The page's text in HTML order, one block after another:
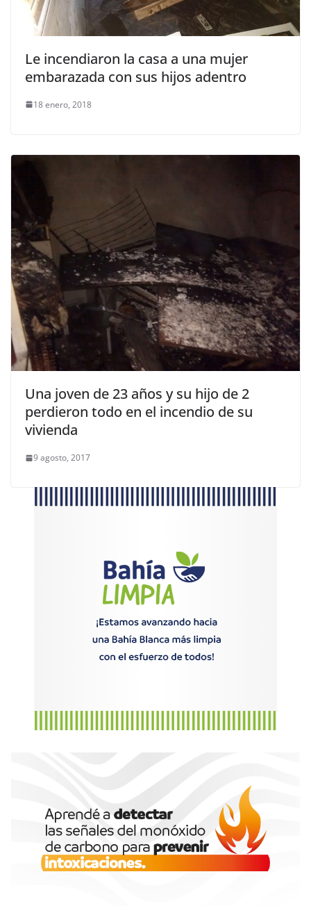
Le incendiaron la casa a una mujer
embarazada con sus hijos adentro
18 enero, 2018
Una joven de 23 años y su hijo de 2
perdieron todo en el incendio de su
vivienda
9 agosto, 2017